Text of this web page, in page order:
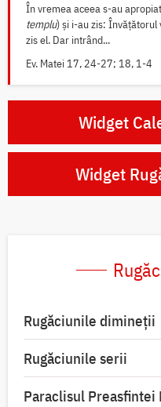
În vremea aceea s-au
templu) și i-au zis: Învățătorul
zis el. Dar intrând...
Ev. Matei 17, 24-27; 18, 1-4
Widget
Widget
Rugăciunile dimineții
Rugăciunile serii
Paraclisul Preasfintei